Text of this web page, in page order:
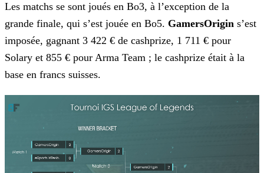
Les matchs se sont joués en Bo3, à l’exception de la
grande finale, qui s’est jouée en Bo5. GamersOrigin s’est
imposée, gagnant 3 422 € de cashprize, 1 711 € pour
Solary et 855 € pour Arma Team ; le cashprize était à la
base en francs suisses.